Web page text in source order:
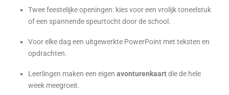
Twee feestelijke openingen: kies voor een vrolijk toneelstuk
of een spannende speurtocht door de school.
Voor elke dag een uitgewerkte PowerPoint met teksten en
opdrachten.
Leerlingen maken een eigen avonturenkaartdie de hele
week meegroeit.